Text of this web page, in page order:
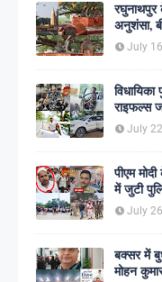
अनुशंसा,
July
राइफल्स
गिरफ्तार
July
पीएम
में जुटी
July
बक्सर में
मोहन